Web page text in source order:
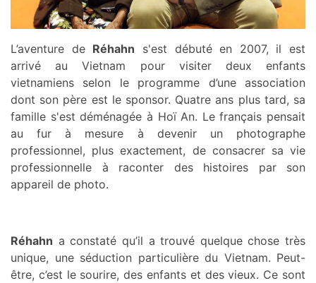
L’aventure de Réhahn s'est débuté en 2007, il est
arrivé au Vietnam pour visiter deux enfants
vietnamiens selon le programme d’une association
dont son père est le sponsor. Quatre ans plus tard, sa
famille s'est déménagée à Hoï An. Le français pensait
au fur à mesure à devenir un photographe
professionnel, plus exactement, de consacrer sa vie
professionnelle à raconter des histoires par son
appareil de photo.
Réhahn a constaté qu’il a trouvé quelque chose très
unique, une séduction particulière du Vietnam. Peut-
être, c’est le sourire, des enfants et des vieux. Ce sont